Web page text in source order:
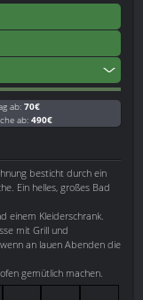
ab: 70€
ab: 490€
besticht durch ein
Ein helles, großes Bad
einem Kleiderschrank.
mit Grill und
an lauen Abenden die
gemütlich machen.